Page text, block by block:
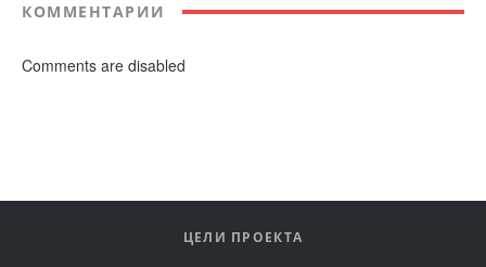
КОММЕНТАРИИ
Comments are disabled
ЦЕЛИ ПРОЕКТА